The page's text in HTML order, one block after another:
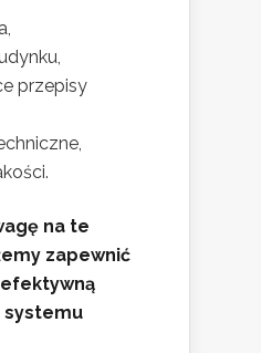
przepisy
na te
zapewnić